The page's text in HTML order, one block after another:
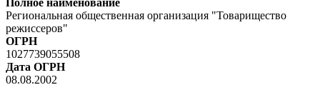
Региональная общественная организация "Товарищество
режиссеров"
ОГРН
1027739055508
Дата ОГРН
08.08.2002